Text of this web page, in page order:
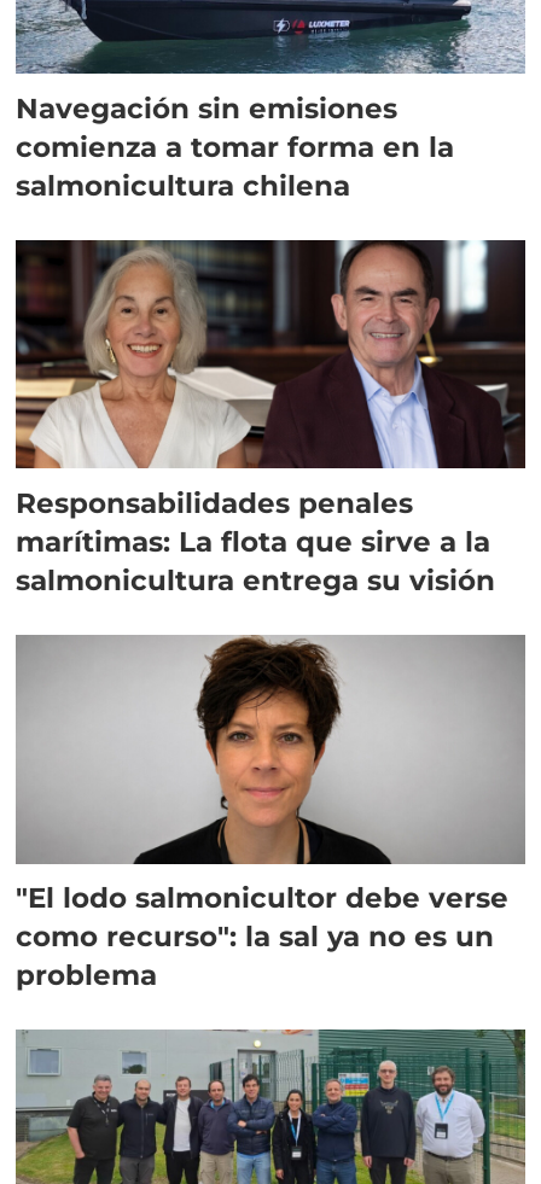
Navegación sin emisiones
comienza a tomar forma en la
salmonicultura chilena
Responsabilidades penales
marítimas: La flota que sirve a la
salmonicultura entrega su visión
"El lodo salmonicultor debe verse
como recurso": la sal ya no es un
problema